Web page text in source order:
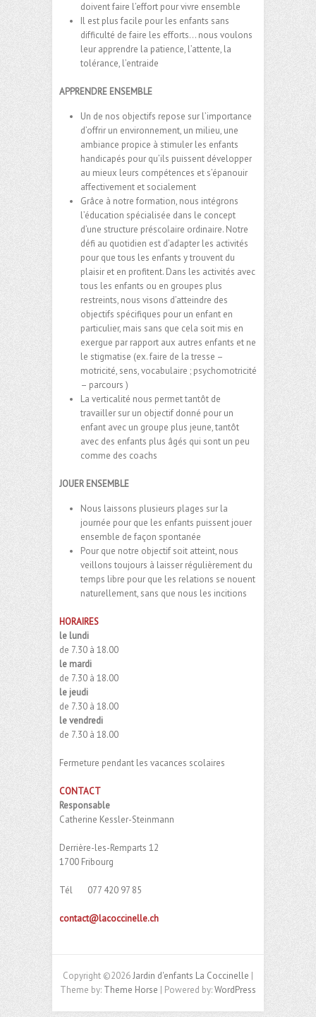
doivent faire l’effort pour vivre ensemble
Il est plus facile pour les enfants sans
difficulté de faire les efforts… nous voulons
leur apprendre la patience, l’attente, la
tolérance, l’entraide
APPRENDRE ENSEMBLE
Un de nos objectifs repose sur l’importance
d’offrir un environnement, un milieu, une
ambiance propice à stimuler les enfants
handicapés pour qu’ils puissent développer
au mieux leurs compétences et s’épanouir
affectivement et socialement
Grâce à notre formation, nous intégrons
l’éducation spécialisée dans le concept
d’une structure préscolaire ordinaire. Notre
défi au quotidien est d’adapter les activités
pour que tous les enfants y trouvent du
plaisir et en profitent. Dans les activités avec
tous les enfants ou en groupes plus
restreints, nous visons d’atteindre des
objectifs spécifiques pour un enfant en
particulier, mais sans que cela soit mis en
exergue par rapport aux autres enfants et ne
le stigmatise (ex. faire de la tresse –
motricité, sens, vocabulaire ; psychomotricité
– parcours )
La verticalité nous permet tantôt de
travailler sur un objectif donné pour un
enfant avec un groupe plus jeune, tantôt
avec des enfants plus âgés qui sont un peu
comme des coachs
JOUER ENSEMBLE
Nous laissons plusieurs plages sur la
journée pour que les enfants puissent jouer
ensemble de façon spontanée
Pour que notre objectif soit atteint, nous
veillons toujours à laisser régulièrement du
temps libre pour que les relations se nouent
naturellement, sans que nous les incitions
HORAIRES
le lundi
de 7.30 à 18.00
le mardi
de 7.30 à 18.00
le jeudi
de 7.30 à 18.00
le vendredi
de 7.30 à 18.00
Fermeture pendant les vacances scolaires
CONTACT
Responsable
Catherine Kessler-Steinmann
Derrière-les-Remparts 12
1700 Fribourg
Tél 077 420 97 85
contact@lacoccinelle.ch
Copyright ©2026Jardin d'enfants La Coccinelle |
Theme by: Theme Horse | Powered by:WordPress